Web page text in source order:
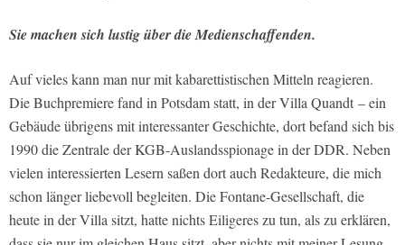
Sie machen sich lustig über die Medienschaffenden.
Auf vieles kann man nur mit kabarettistischen Mitteln reagieren.
Die Buchpremiere fand in Potsdam statt, in der Villa Quandt – ein
Gebäude übrigens mit interessanter Geschichte, dort befand sich bis
1990 die Zentrale der KGB-Auslandsspionage in der DDR. Neben
vielen interessierten Lesern saßen dort auch Redakteure, die mich
schon länger liebevoll begleiten. Die Fontane-Gesellschaft, die
heute in der Villa sitzt, hatte nichts Eiligeres zu tun, als zu erklären,